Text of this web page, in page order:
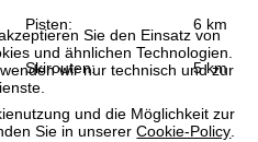
Sie den Einsatz von
und ähnlichen Technologien.
wir nur technisch und zur
und die Möglichkeit zur
Sie in unsererCookie-Policy.
Pisten: 6 km
Skirouten: 5 km